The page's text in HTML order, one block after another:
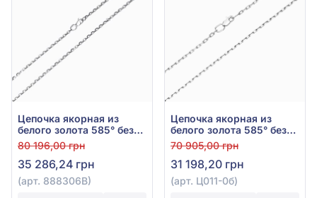
Цепочка якорная из
белого золота 585° без
вставки, арт. 888306В
80 196,00 грн
35 286,24 грн
(арт. 888306В)
Цепочка якорная из
белого золота 585° без
вставки, арт. Ц011-0б
70 905,00 грн
31 198,20 грн
(арт. Ц011-0б)